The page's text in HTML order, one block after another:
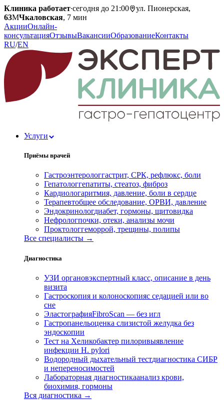
Клиника работает·сегодня до 21:00
ул. Пионерская,
63МЧкаловская, 7 мин
АкцииОнлайн-
консультацияОтзывыВакансииОбразованиеКонтакты
RU/EN
Услуги
Приёмы врачей
Гастроэнтерологгастрит, СРК, рефлюкс, боли
Гепатологгепатиты, стеатоз, фиброз
Кардиологаритмия, давление, боли в сердце
Терапевтобщее обследование, ОРВИ, давление
Эндокринологдиабет, гормоны, щитовидка
Нефрологпочки, отеки, анализы мочи
Проктологгеморрой, трещины, полипы
Все специалисты →
Диагностика
УЗИ органовэкспертный класс, описание в день
визита
Гастроскопия и колоноскопияс седацией или во
сне
ЭластографияFibroScan — без игл
Гастропанельоценка слизистой желудка без
эндоскопии
Тест на Хеликобактер пилоривыявление
инфекции H. pylori
Водородный дыхательный тестдиагностика СИБР
и непереносимостей
Лабораторная диагностикаанализ крови,
биохимия, гормоны
Вся диагностика →